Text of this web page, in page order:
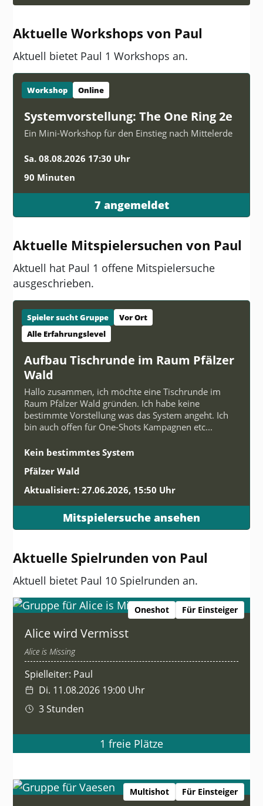
Aktuelle Workshops von Paul
Aktuell bietet Paul 1 Workshops an.
Workshop Online
Systemvorstellung: The One Ring 2e
Ein Mini-Workshop für den Einstieg nach Mittelerde
Sa. 08.08.2026 17:30 Uhr
90 Minuten
7 angemeldet
Aktuelle Mitspielersuchen von Paul
Aktuell hat Paul 1 offene Mitspielersuche
ausgeschrieben.
Spieler sucht Gruppe
Vor Ort
Alle Erfahrungslevel
Aufbau Tischrunde im Raum Pfälzer
Wald
Hallo zusammen, ich möchte eine Tischrunde im
Raum Pfälzer Wald gründen. Ich habe keine
bestimmte Vorstellung was das System angeht. Ich
bin auch offen für One-Shots Kampagnen etc...
Kein bestimmtes System
Pfälzer Wald
Aktualisiert: 27.06.2026, 15:50 Uhr
Mitspielersuche ansehen
Aktuelle Spielrunden von Paul
Aktuell bietet Paul 10 Spielrunden an.
Oneshot Für Einsteiger
Alice wird Vermisst
Alice is Missing
Spielleiter: Paul
Di. 11.08.2026 19:00 Uhr
3 Stunden
1 freie Plätze
Multishot Für Einsteiger